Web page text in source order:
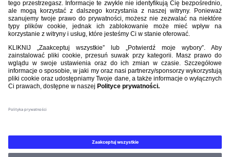
BIBLIOTEKA PZPN
ŁACZY NAS PIŁKA
ROZGRYWKI
PZPN